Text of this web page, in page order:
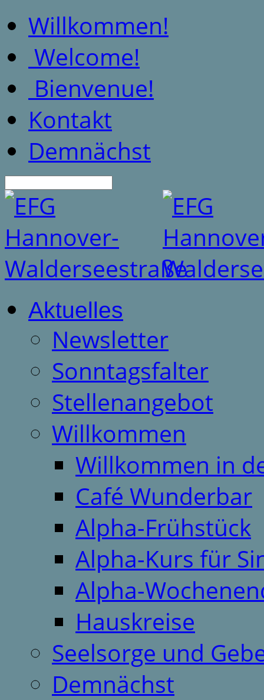
Willkommen!
Welcome!
Bienvenue!
Kontakt
Demnächst
Aktuelles
Newsletter
Sonntagsfalter
Stellenangebot
Willkommen
Willkommen in
Café Wunderbar
Alpha-Frühstück
Alpha-Kurs für
Alpha-
Hauskreise
Seelsorge und
Demnächst